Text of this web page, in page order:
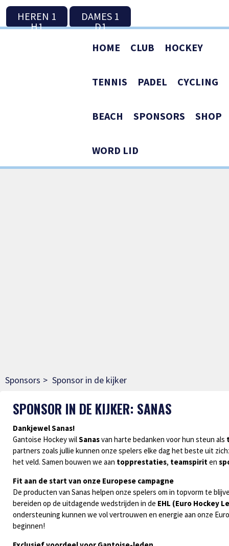
HEREN 1
H1
DAMES 1
D1
HOME
CLUB HOCKEY
TENNIS PADEL CYCLING
BEACH SPONSORS SHOP
WORD LID
Sponsors Sponsor in de kijker
SPONSOR IN DE KIJKER: SANAS
Dankjewel Sanas!
Gantoise Hockey wilSanasvan harte bedanken voor hun steun als
partners zoals jullie kunnen onze spelers elke dag het beste uit
het veld. Samen bouwen we aan topprestaties, teamspiriten
Fit aan de start van onze Europese campagne
De producten van Sanas helpen onze spelers om in topvorm te
bereiden op de uitdagende wedstrijden in de EHL (Euro Hockey
ondersteuning kunnen we vol vertrouwen en energie aan onze
beginnen!